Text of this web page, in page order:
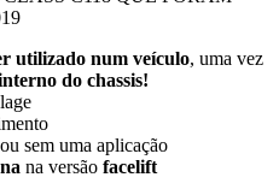
utilizado num veículo, uma vez
do chassis!
sem uma aplicação
na versão facelift